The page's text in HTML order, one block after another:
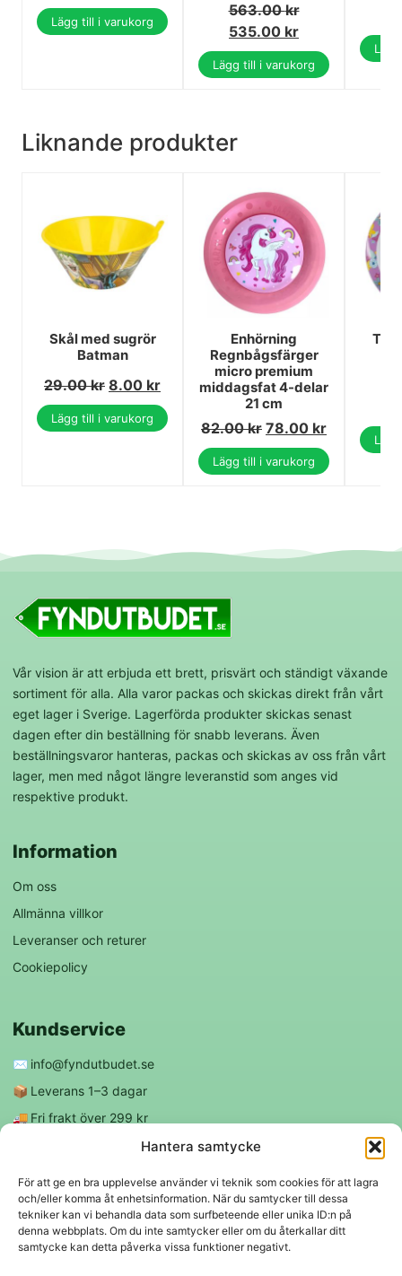
Hantera samtycke
För att ge en bra upplevelse använder vi teknik som cookies för att lagra
och/eller komma åt enhetsinformation. När du samtycker till dessa
tekniker kan vi behandla data som surfbeteende eller unika ID:n på
denna webbplats. Om du inte samtycker eller om du återkallar ditt
samtycke kan detta påverka vissa funktioner negativt.
Lägg till i varukorg
563.00kr
535.00 kr
Lägg till i varukorg
Liknande produkter
Skål med sugrör
Batman
29.00kr 8.00 kr
Lägg till i varukorg
Enhörning
Regnbågsfärger
micro premium
middagsfat 4-delar
21 cm
82.00kr 78.00 kr
Lägg till i varukorg
Vår vision är att erbjuda ett brett, prisvärt och ständigt växande
sortiment för alla. Alla varor packas och skickas direkt från vårt
eget lager i Sverige. Lagerförda produkter skickas senast
dagen efter din beställning för snabb leverans. Även
beställningsvaror hanteras, packas och skickas av oss från vårt
lager, men med något längre leveranstid som anges vid
respektive produkt.
Information
Om oss
Allmänna villkor
Leveranser och returer
Cookiepolicy
Kundservice
✉️ info@fyndutbudet.se
📦 Leverans 1–3 dagar
🚚 Fri frakt över 299 kr
Följ oss
f ◎